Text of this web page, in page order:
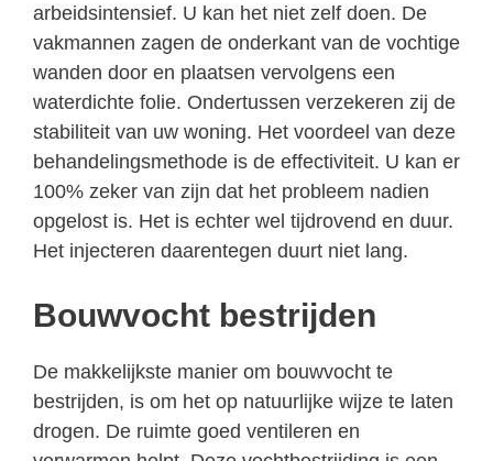
arbeidsintensief. U kan het niet zelf doen. De
vakmannen zagen de onderkant van de vochtige
wanden door en plaatsen vervolgens een
waterdichte folie. Ondertussen verzekeren zij de
stabiliteit van uw woning. Het voordeel van deze
behandelingsmethode is de effectiviteit. U kan er
100% zeker van zijn dat het probleem nadien
opgelost is. Het is echter wel tijdrovend en duur.
Het injecteren daarentegen duurt niet lang.
Bouwvocht bestrijden
De makkelijkste manier om bouwvocht te
bestrijden, is om het op natuurlijke wijze te laten
drogen. De ruimte goed ventileren en